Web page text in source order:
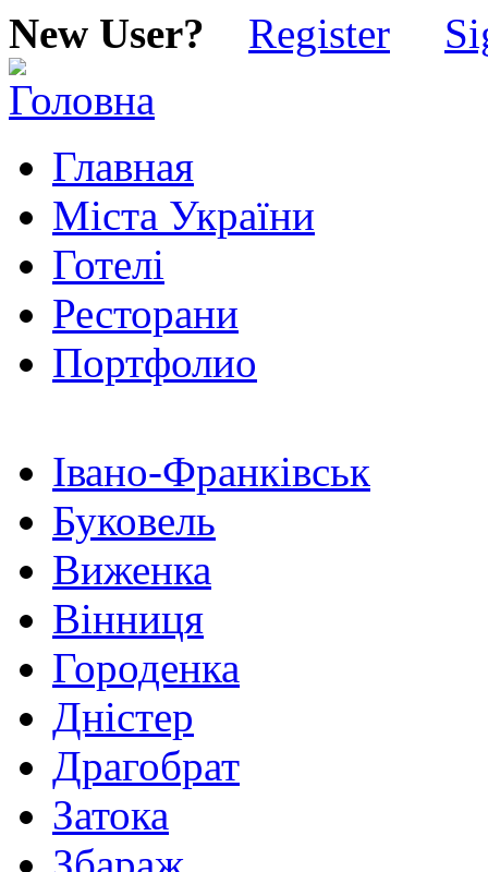
New User? Register
Главная
Міста України
Готелі
Ресторани
Портфолио
Івано-Франківськ
Буковель
Виженка
Вінниця
Городенка
Дністер
Драгобрат
Затока